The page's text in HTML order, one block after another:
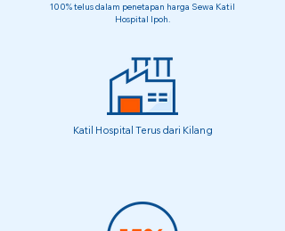
100% telus dalam penetapan harga Sewa Katil
Hospital Ipoh.
Katil Hospital Terus dari Kilang